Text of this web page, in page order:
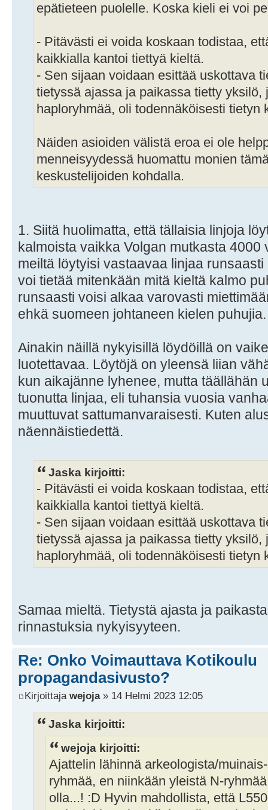
epätieteen puolelle. Koska kieli ei voi
- Pitävästi ei voida koskaan todistaa,
kaikkialla kantoi tiettyä kieltä.
- Sen sijaan voidaan esittää uskottava
tietyssä ajassa ja paikassa tietty yksilö,
haploryhmää, oli todennäköisesti tietyn
Näiden asioiden välistä eroa ei ole
menneisyydessä huomattu monien
keskustelijoiden kohdalla.
1. Siitä huolimatta, että tällaisia linjoja
kalmoista vaikka Volgan mutkasta 4000
meiltä löytyisi vastaavaa linjaa
voi tietää mitenkään mitä kieltä kalmo
runsaasti voisi alkaa varovasti
ehkä suomeen johtaneen kielen puhujia.
Ainakin näillä nykyisillä löydöillä on
luotettavaa. Löytöjä on yleensä liian
kun aikajänne lyhenee, mutta täällähän
tuonutta linjaa, eli tuhansia vuosia
muuttuvat sattumanvaraisesti. Kuten
näennäistiedettä.
Jaska kirjoitti:
- Pitävästi ei voida koskaan todistaa,
kaikkialla kantoi tiettyä kieltä.
- Sen sijaan voidaan esittää uskottava
tietyssä ajassa ja paikassa tietty yksilö,
haploryhmää, oli todennäköisesti tietyn
Samaa mieltä. Tietystä ajasta ja
rinnastuksia nykyisyyteen.
Re: Onko Voimauttava Kotikoulu
propagandasivusto?
Kirjoittaja wejoja» 14 Helmi 2023 12:05
Jaska kirjoitti:
wejoja kirjoitti:
Ajattelin lähinnä arkeologista/
ryhmää, en niinkään yleistä N-
olla...! :D Hyvin mahdollista, että